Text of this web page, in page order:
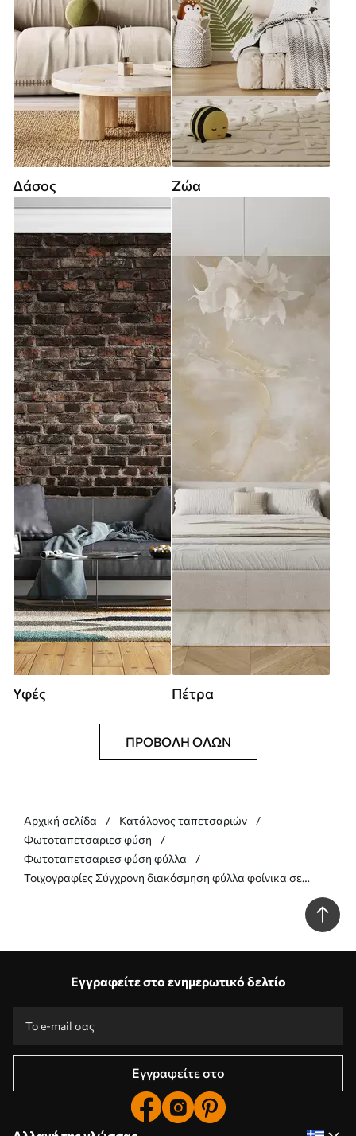
Δάσος Ζώα
Υφές Πέτρα
ΠΡΟΒΟΛΉ ΌΛΩΝ
Αρχική σελίδα
Κατάλογος ταπετσαριών
Φωτοταπετσαριεσ φύση
Φωτοταπετσαριεσ φύση φύλλα
Τοιχογραφίες Σύγχρονη διακόσμηση φύλλα φοίνικα σε
Εγγραφείτε στο ενημερωτικό δελτίο
Εγγραφείτε στο